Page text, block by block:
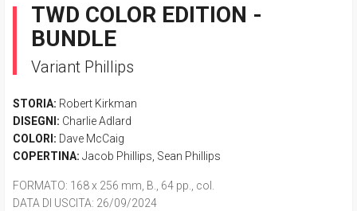
TWD COLOR EDITION -
BUNDLE
Variant Phillips
STORIA: Robert Kirkman
DISEGNI: Charlie Adlard
COLORI: Dave McCaig
COPERTINA: Jacob Phillips Sean Phillips
FORMATO: 168 x 256 mm, B., 64 pp., col.
DATA DI USCITA: 26/09/2024